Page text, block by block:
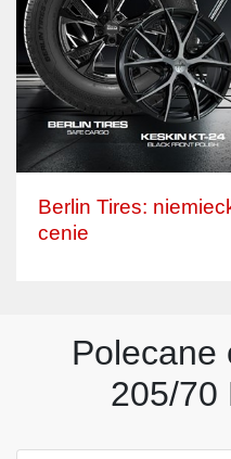
Berlin Tires:
cenie
Polecane
205/70